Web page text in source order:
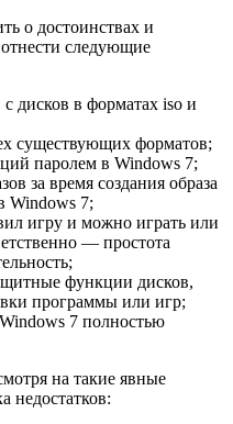
о достоинствах и
следующие
дисков в форматах iso и
существующих форматов;
паролем в Windows 7;
за время создания образа
Windows 7;
игру и можно играть или
— простота
функции дисков,
программы или игр;
7 полностью
на такие явные
недостатков: